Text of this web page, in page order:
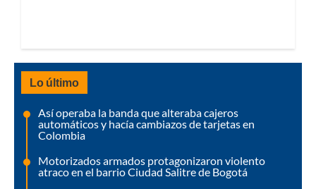
Lo último
Así operaba la banda que alteraba cajeros
automáticos y hacía cambiazos de tarjetas en
Colombia
Motorizados armados protagonizaron violento
atraco en el barrio Ciudad Salitre de Bogotá